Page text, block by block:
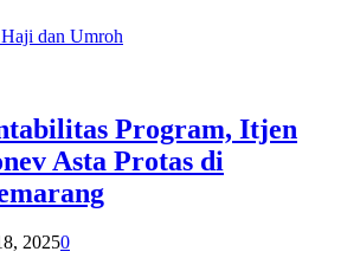
dan Umroh
Program, Itjen
Asta Protas di
20250